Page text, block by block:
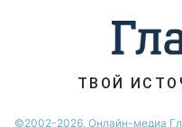
ТВОЙ
©2002-2026, Онлайн-медиа